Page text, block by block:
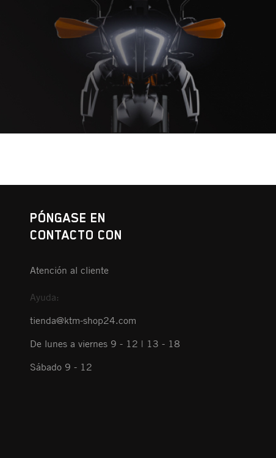
PÓNGASE EN
CONTACTO CON
Atención al cliente
Ayuda:
tienda@ktm-shop24.com
De lunes a viernes 9 - 12 | 13 - 18
Sábado 9 - 12